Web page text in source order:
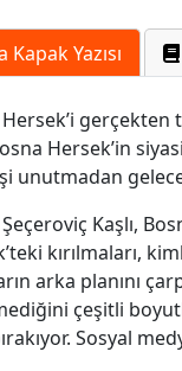
Kapak Yazısı
gerçekten
Hersek’in
unutmadan
Kaşlı,
kırılmaları,
arka planını
çeşitli
Sosyal